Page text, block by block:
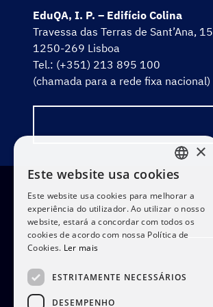
EduQA, I. P. – Edifício Colina
Travessa das Terras de Sant’Ana, 15
1250-269 Lisboa
Tel.: (+351) 213 895 100
(chamada para a rede fixa nacional)
PORTUGUESE
ENGLISH
×
Este website usa cookies
Este website usa cookies para melhorar a
experiência do utilizador. Ao utilizar o nosso
website, estará a concordar com todos os
cookies de acordo com nossa Política de
Cookies. Ler mais
ESTRITAMENTE NECESSÁRIOS
DESEMPENHO